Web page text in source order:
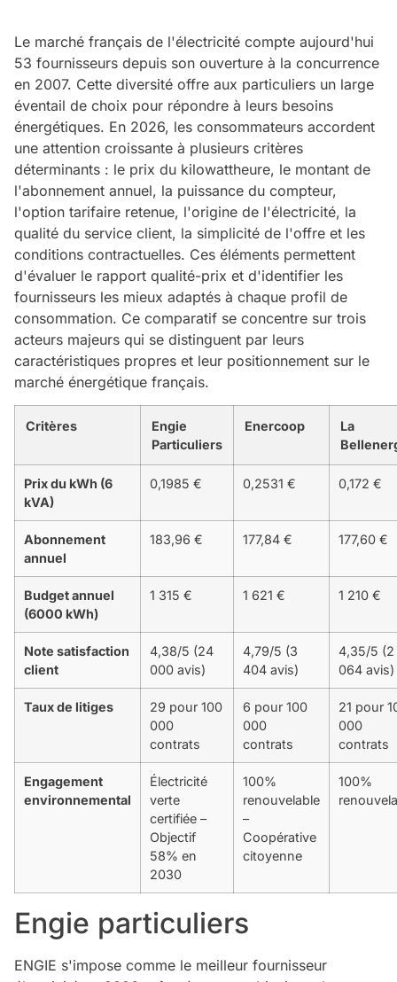
Le marché français de l'électricité compte aujourd'hui
53 fournisseurs depuis son ouverture à la concurrence
en 2007. Cette diversité offre aux particuliers un large
éventail de choix pour répondre à leurs besoins
énergétiques. En 2026, les consommateurs accordent
une attention croissante à plusieurs critères
déterminants : le prix du kilowattheure, le montant de
l'abonnement annuel, la puissance du compteur,
l'option tarifaire retenue, l'origine de l'électricité, la
qualité du service client, la simplicité de l'offre et les
conditions contractuelles. Ces éléments permettent
d'évaluer le rapport qualité-prix et d'identifier les
fournisseurs les mieux adaptés à chaque profil de
consommation. Ce comparatif se concentre sur trois
acteurs majeurs qui se distinguent par leurs
caractéristiques propres et leur positionnement sur le
marché énergétique français.
Critères
Engie
Particuliers
Enercoop
La
Prix du kWh (6
kVA)
0,1985 € 0,2531 € 0,172 €
Abonnement
annuel
183,96 € 177,84 € 177,60 €
Budget annuel
(6000 kWh)
1 315 € 1 621 € 1 210 €
Note satisfaction
client
4,38/5 (24
000 avis)
4,79/5 (3
404 avis)
4,35/5 (2
064 avis)
Taux de litiges
29 pour 100
000
contrats
6 pour 100
000
contrats
21 pour
000
contrats
Engagement
environnemental
Électricité
verte
certifiée –
Objectif
58% en
2030
100%
renouvelable
–
Coopérative
citoyenne
100%
Engie particuliers
ENGIE s'impose comme le meilleur fournisseur